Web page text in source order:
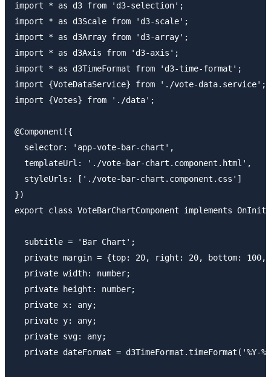
import * as d3 from 'd3-selection';
import * as d3Scale from 'd3-scale';
import * as d3Array from 'd3-array';
import * as d3Axis from 'd3-axis';
import * as d3TimeFormat from 'd3-time-format';
import {VoteDataService} from './vote-data.service';
import {Votes} from './data';
@Component({
  selector: 'app-vote-bar-chart',
  templateUrl: './vote-bar-chart.component.html',
  styleUrls: ['./vote-bar-chart.component.css']
})
export class VoteBarChartComponent implements
  subtitle = 'Bar Chart';
private margin = {top: 20, right: 20, bottom: 100,
  private width: number;
  private height: number;
  private x: any;
  private y: any;
  private svg: any;
private dateFormat = d3TimeFormat.timeFormat('%Y-